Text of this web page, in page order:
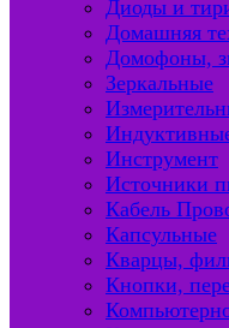
Диоды и
Домашняя
Домофоны,
Зеркальные
Инструмент
Источники
Кабель
Капсульные
Кварцы,
Кнопки,